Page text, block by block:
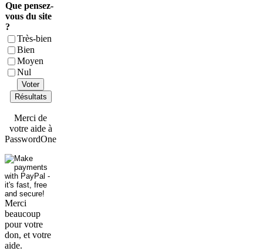
Que pensez-
vous du site
?
Très-bien
Bien
Moyen
Nul
Voter
Résultats
Merci de
votre aide à
PasswordOne
Merci
beaucoup
pour votre
don, et votre
aide.